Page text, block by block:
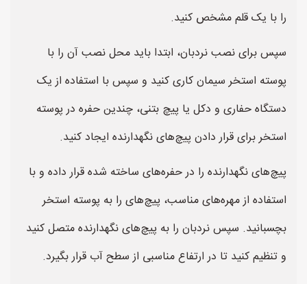
را با یک قلم مشخص کنید.
سپس برای نصب نردبان، ابتدا باید محل نصب آن را با
پوسته استخر سیمان کاری کنید و سپس با استفاده از یک
دستگاه حفاری و دکل یا پیچ بتنی، چندین حفره در پوسته
استخر برای قرار دادن پیچ‌های نگهدارنده ایجاد کنید.
پیچ‌های نگهدارنده را در حفره‌های ساخته شده قرار داده و با
استفاده از مهره‌های مناسب، پیچ‌های را به پوسته استخر
بچسبانید. سپس نردبان را به پیچ‌های نگهدارنده متصل کنید
و تنظیم کنید تا در ارتفاع مناسبی از سطح آب قرار بگیرد.